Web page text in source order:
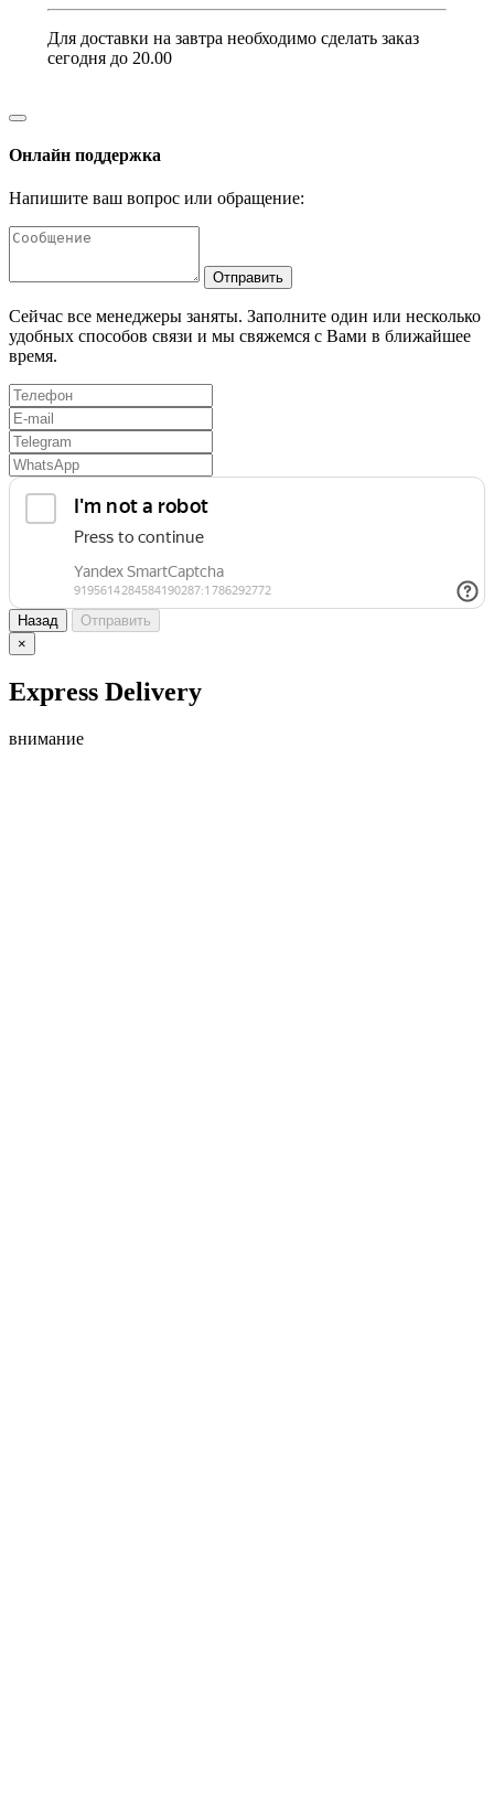
Для доставки на завтра необходимо сделать заказ
сегодня до 20.00
Онлайн поддержка
Напишите ваш вопрос или обращение:
Отправить
Сейчас все менеджеры заняты. Заполните один или несколько
удобных способов связи и мы свяжемся с Вами в ближайшее
время.
Назад
Отправить
×
Express Delivery
внимание